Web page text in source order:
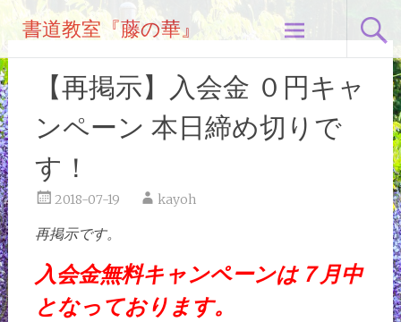
テ
ン
ツ
へ
ス
キ
ッ
プ
書道教室『藤の華』
【再掲示】入会金 ０円キャ
ンペーン 本日締め切りで
す！
2018-07-19 kayoh
再掲示です。
入会金無料キャンペーンは７月中
となっております。